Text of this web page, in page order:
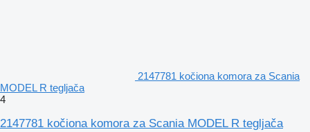
2147781 kočiona komora za Scania
MODEL R tegljača
4
2147781 kočiona komora za Scania MODEL R tegljača